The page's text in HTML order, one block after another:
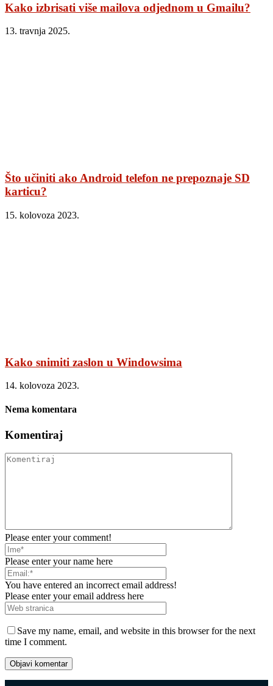
Kako izbrisati više mailova odjednom u Gmailu?
13. travnja 2025.
Što učiniti ako Android telefon ne prepoznaje SD
karticu?
15. kolovoza 2023.
Kako snimiti zaslon u Windowsima
14. kolovoza 2023.
Nema komentara
Komentiraj
Please enter your comment!
Please enter your name here
You have entered an incorrect email address!
Please enter your email address here
Save my name, email, and website in this browser for the next
time I comment.